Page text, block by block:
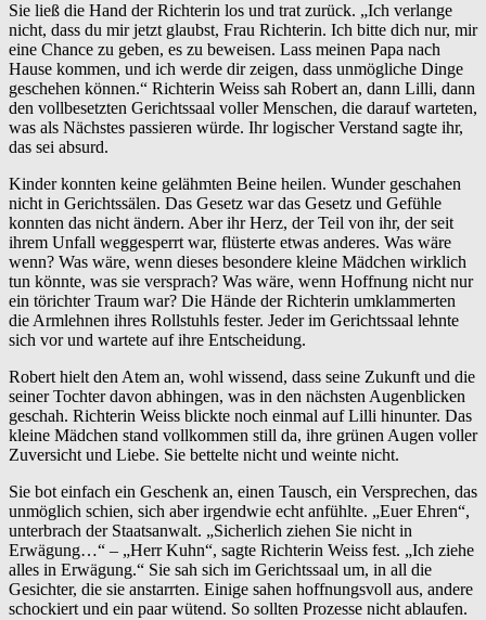
Sie ließ die Hand der Richterin los und trat zurück. „Ich verlange
nicht, dass du mir jetzt glaubst, Frau Richterin. Ich bitte dich nur, mir
eine Chance zu geben, es zu beweisen. Lass meinen Papa nach
Hause kommen, und ich werde dir zeigen, dass unmögliche Dinge
geschehen können.“ Richterin Weiss sah Robert an, dann Lilli, dann
den vollbesetzten Gerichtssaal voller Menschen, die darauf warteten,
was als Nächstes passieren würde. Ihr logischer Verstand sagte ihr,
das sei absurd.
Kinder konnten keine gelähmten Beine heilen. Wunder geschahen
nicht in Gerichtssälen. Das Gesetz war das Gesetz und Gefühle
konnten das nicht ändern. Aber ihr Herz, der Teil von ihr, der seit
ihrem Unfall weggesperrt war, flüsterte etwas anderes. Was wäre
wenn? Was wäre, wenn dieses besondere kleine Mädchen wirklich
tun könnte, was sie versprach? Was wäre, wenn Hoffnung nicht nur
ein törichter Traum war? Die Hände der Richterin umklammerten
die Armlehnen ihres Rollstuhls fester. Jeder im Gerichtssaal lehnte
sich vor und wartete auf ihre Entscheidung.
Robert hielt den Atem an, wohl wissend, dass seine Zukunft und die
seiner Tochter davon abhingen, was in den nächsten Augenblicken
geschah. Richterin Weiss blickte noch einmal auf Lilli hinunter. Das
kleine Mädchen stand vollkommen still da, ihre grünen Augen voller
Zuversicht und Liebe. Sie bettelte nicht und weinte nicht.
Sie bot einfach ein Geschenk an, einen Tausch, ein Versprechen, das
unmöglich schien, sich aber irgendwie echt anfühlte. „Euer Ehren“,
unterbrach der Staatsanwalt. „Sicherlich ziehen Sie nicht in
Erwägung…“ – „Herr Kuhn“, sagte Richterin Weiss fest. „Ich ziehe
alles in Erwägung.“ Sie sah sich im Gerichtssaal um, in all die
Gesichter, die sie anstarrten. Einige sahen hoffnungsvoll aus, andere
schockiert und ein paar wütend. So sollten Prozesse nicht ablaufen.